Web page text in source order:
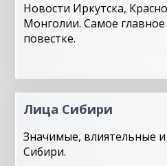
Новости Иркутска,
Монголии. Самое
повестке.
Лица Сибири
Значимые, влиятельные
Сибири.